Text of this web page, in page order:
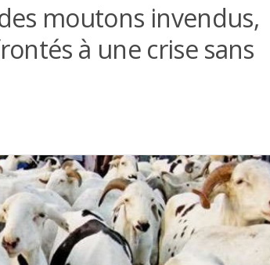
moutons invendus,
à une crise sans